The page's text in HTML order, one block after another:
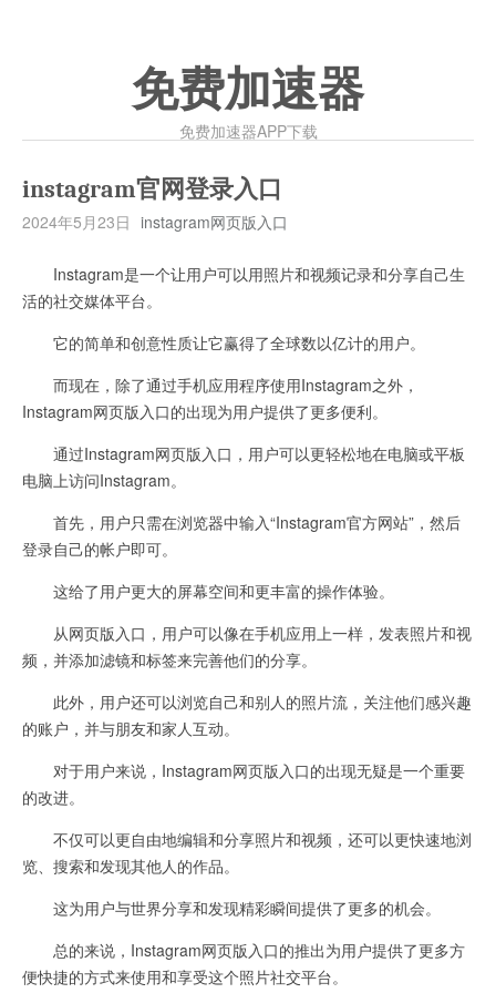
免费加速器
免费加速器APP下载
instagram官网登录入口
2024年5月23日 instagram网页版入口
Instagram是一个让用户可以用照片和视频记录和分享自己生
活的社交媒体平台。
它的简单和创意性质让它赢得了全球数以亿计的用户。
而现在，除了通过手机应用程序使用Instagram之外，
Instagram网页版入口的出现为用户提供了更多便利。
通过Instagram网页版入口，用户可以更轻松地在电脑或平板
电脑上访问Instagram。
首先，用户只需在浏览器中输入“Instagram官方网站”，然后
登录自己的帐户即可。
这给了用户更大的屏幕空间和更丰富的操作体验。
从网页版入口，用户可以像在手机应用上一样，发表照片和视
频，并添加滤镜和标签来完善他们的分享。
此外，用户还可以浏览自己和别人的照片流，关注他们感兴趣
的账户，并与朋友和家人互动。
对于用户来说，Instagram网页版入口的出现无疑是一个重要
的改进。
不仅可以更自由地编辑和分享照片和视频，还可以更快速地浏
览、搜索和发现其他人的作品。
这为用户与世界分享和发现精彩瞬间提供了更多的机会。
总的来说，Instagram网页版入口的推出为用户提供了更多方
便快捷的方式来使用和享受这个照片社交平台。